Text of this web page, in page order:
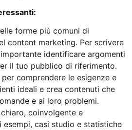
forme più comuni di
content marketing. Per scrivere
identificare argomenti
il tuo pubblico di riferimento.
comprendere le esigenze e
ideali e crea contenuti che
e ai loro problemi.
coinvolgente e
esempi, casi studio e statistiche